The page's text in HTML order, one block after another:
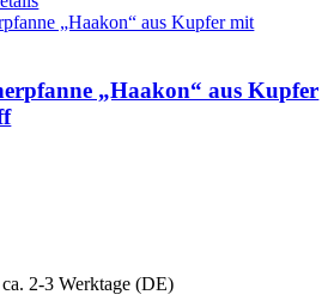
„Haakon“ aus Kupfer
2-3 Werktage (DE)